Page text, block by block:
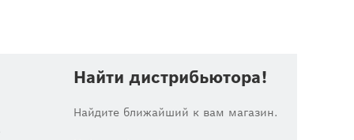
Найти дистрибьютора!
Найдите ближайший к вам магазин.